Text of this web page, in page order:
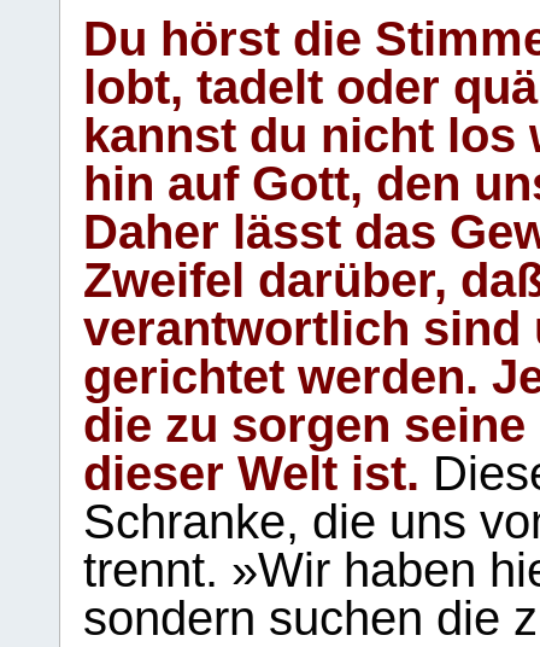
Du hörst die
lobt, tadelt oder
kannst du nicht los
hin auf Gott, den
Daher lässt das
Zweifel darüber,
verantwortlich sind
gerichtet werden.
die zu sorgen
dieser Welt ist.
Schranke, die uns
trennt. »Wir haben
sondern suchen die